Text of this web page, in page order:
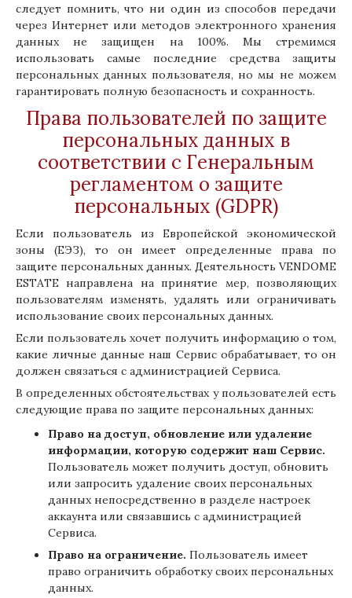
следует помнить, что ни один из способов передачи
через Интернет или методов электронного хранения
данных не защищен на 100%. Мы стремимся
использовать самые последние средства защиты
персональных данных пользователя, но мы не можем
гарантировать полную безопасность и сохранность.
Права пользователей по защите
персональных данных в
соответствии с Генеральным
регламентом о защите
персональных (GDPR)
Если пользователь из Европейской экономической
зоны (ЕЭЗ), то он имеет определенные права по
защите персональных данных. Деятельность VENDOME
ESTATE направлена на принятие мер, позволяющих
пользователям изменять, удалять или ограничивать
использование своих персональных данных.
Если пользователь хочет получить информацию о том,
какие личные данные наш Сервис обрабатывает, то он
должен связаться с администрацией Сервиса.
В определенных обстоятельствах у пользователей есть
следующие права по защите персональных данных:
Право на доступ, обновление или удаление
информации, которую содержит наш Сервис.
Пользователь может получить доступ, обновить
или запросить удаление своих персональных
данных непосредственно в разделе настроек
аккаунта или связавшись с администрацией
Сервиса.
Право на ограничение. Пользователь имеет
право ограничить обработку своих персональных
данных.